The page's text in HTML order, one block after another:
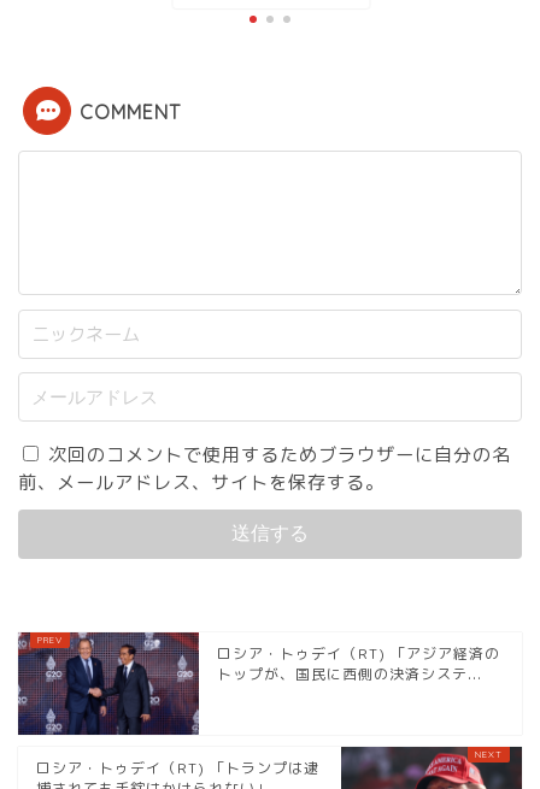
COMMENT
次回のコメントで使用するためブラウザーに自分の名
前、メールアドレス、サイトを保存する。
ロシア・トゥデイ（RT) 「アジア経済の
トップが、国民に西側の決済システ...
ロシア・トゥデイ（RT) 「トランプは逮